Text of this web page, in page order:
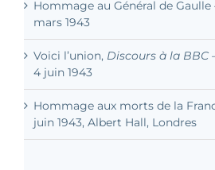
emporte le vent et lire Le
»
Phrase célèbre à Jean-
Hommage au Général de Gaulle
mars 1943
Voici l’union, Discours à la BBC
4 juin 1943
Hommage aux morts de la
juin 1943, Albert Hall, Londres